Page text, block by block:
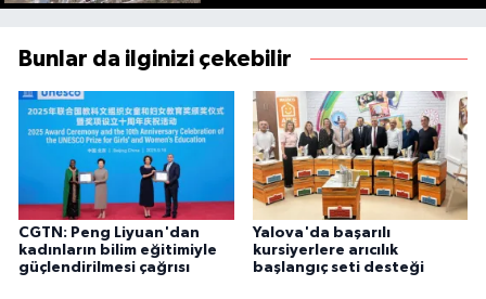
Bunlar da ilginizi çekebilir
CGTN: Peng Liyuan'dan
kadınların bilim eğitimiyle
güçlendirilmesi çağrısı
Yalova'da başarılı
kursiyerlere arıcılık
başlangıç seti desteği